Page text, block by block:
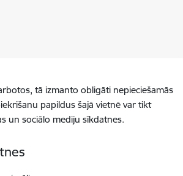
tā izmanto obligāti nepieciešamās
papildus šajā vietnē var tikt
un sociālo mediju sīkdatnes.